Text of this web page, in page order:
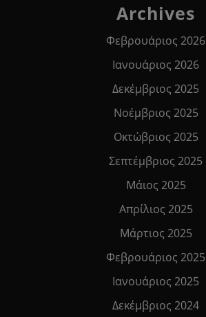
Archives
Φεβρουάριος 2026
Ιανουάριος 2026
Δεκέμβριος 2025
Νοέμβριος 2025
Οκτώβριος 2025
Σεπτέμβριος 2025
Μάιος 2025
Απρίλιος 2025
Μάρτιος 2025
Φεβρουάριος 2025
Ιανουάριος 2025
Δεκέμβριος 2024